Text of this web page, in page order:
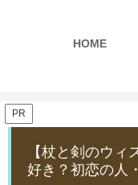
HOME
PR
【杖と剣のウ
好き？初恋の人